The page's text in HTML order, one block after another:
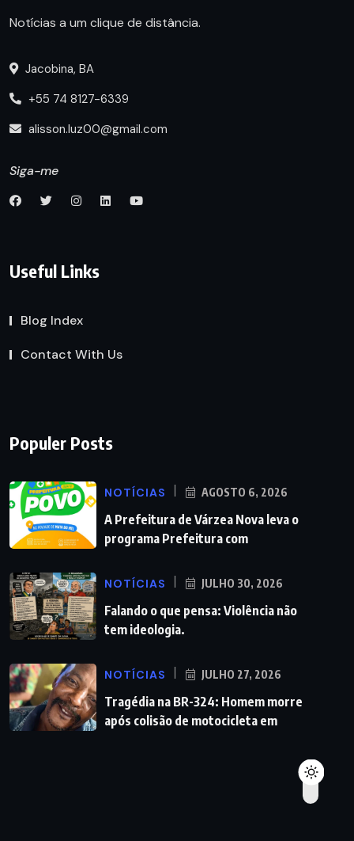
Notícias a um clique de distância.
Jacobina, BA
+55 74 8127-6339
alisson.luz00@gmail.com
Siga-me
Useful Links
Blog Index
Contact With Us
Populer Posts
NOTÍCIAS AGOSTO 6, 2026
A Prefeitura de Várzea Nova leva o
programa Prefeitura com
NOTÍCIAS JULHO 30, 2026
Falando o que pensa: Violência não
tem ideologia.
NOTÍCIAS JULHO 27, 2026
Tragédia na BR-324: Homem morre
após colisão de motocicleta em